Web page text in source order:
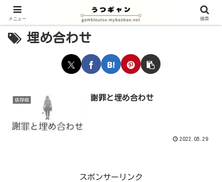
埋め合わせ
依存症 謝罪と埋め合わせ
2022.05.29
スポンサーリンク
メニュー 検索